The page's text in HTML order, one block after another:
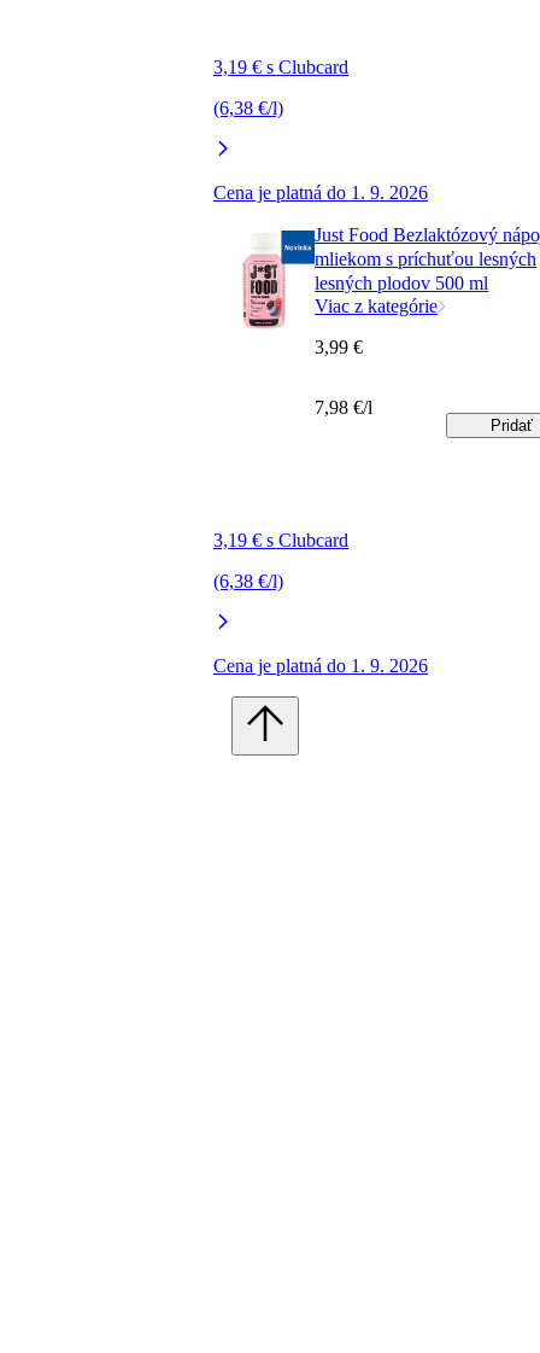
3,19 € s Clubcard
(6,38 €/l)
Cena je platná do 1. 9. 2026
Just Food Bezlaktózový
mliekom s príchuťou lesných
lesných plodov 500 ml
Viac z kategórie
3,19 € s Clubcard
(6,38 €/l)
Cena je platná do 1. 9. 2026
3,99 €
7,98 €/l
Pridať